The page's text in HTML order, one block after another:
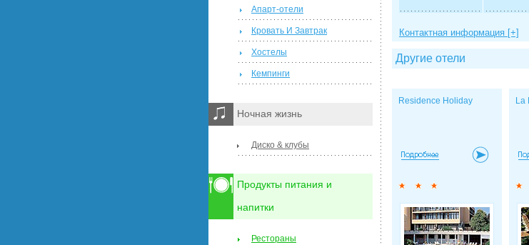
Контактная информация [+]
Другие отели
Residence Holiday La
Апарт-отели
Кровать И Завтрак
Хостелы
Кемпинги
Ночная жизнь
Диско & клубы
Продукты питания и
напитки
Рестораны